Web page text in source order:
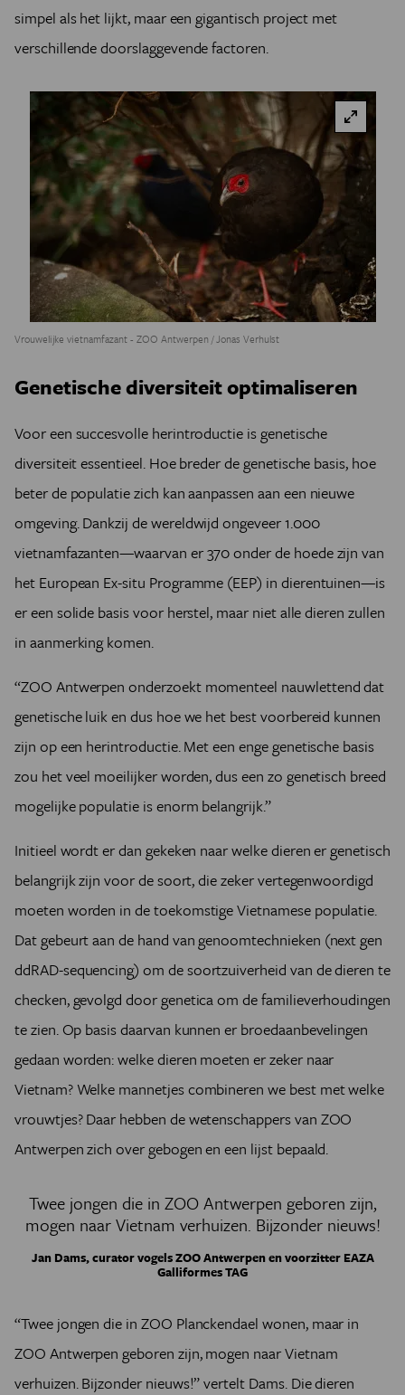
simpel als het lijkt, maar een gigantisch project met
verschillende doorslaggevende factoren.
Vrouwelijke vietnamfazant - ZOO Antwerpen / Jonas Verhulst
Genetische diversiteit optimaliseren
Voor een succesvolle herintroductie is genetische
diversiteit essentieel. Hoe breder de genetische basis, hoe
beter de populatie zich kan aanpassen aan een nieuwe
omgeving. Dankzij de wereldwijd ongeveer 1.000
vietnamfazanten—waarvan er 370 onder de hoede zijn van
het European Ex-situ Programme (EEP) in dierentuinen—is
er een solide basis voor herstel, maar niet alle dieren zullen
in aanmerking komen.
“ZOO Antwerpen onderzoekt momenteel nauwlettend dat
genetische luik en dus hoe we het best voorbereid kunnen
zijn op een herintroductie. Met een enge genetische basis
zou het veel moeilijker worden, dus een zo genetisch breed
mogelijke populatie is enorm belangrijk.”
Initieel wordt er dan gekeken naar welke dieren er genetisch
belangrijk zijn voor de soort, die zeker vertegenwoordigd
moeten worden in de toekomstige Vietnamese populatie.
Dat gebeurt aan de hand van genoomtechnieken (next gen
ddRAD-sequencing) om de soortzuiverheid van de dieren te
checken, gevolgd door genetica om de familieverhoudingen
te zien. Op basis daarvan kunnen er broedaanbevelingen
gedaan worden: welke dieren moeten er zeker naar
Vietnam? Welke mannetjes combineren we best met welke
vrouwtjes? Daar hebben de wetenschappers van ZOO
Antwerpen zich over gebogen en een lijst bepaald.
Twee jongen die in ZOO Antwerpen geboren zijn,
mogen naar Vietnam verhuizen. Bijzonder nieuws!
Jan Dams, curator vogels ZOO Antwerpen en voorzitter EAZA
Galliformes TAG
“Twee jongen die in ZOO Planckendael wonen, maar in
ZOO Antwerpen geboren zijn, mogen naar Vietnam
verhuizen. Bijzonder nieuws!” vertelt Dams. Die dieren